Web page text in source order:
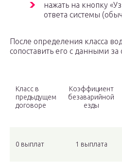
нажать на кнопку
ответа системы
После определения класса
сопоставить его с данными
Класс в
предыдущем
договоре
Коэффициент
безаварийной
езды
0 выплат 1 выплата